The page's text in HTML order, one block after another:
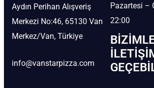
Aydın Perihan Alışveriş
Merkezi No:46, 65130 Van
Merkez/Van, Türkiye
info@vanstarpizza.com
Pazartesi –
22:00